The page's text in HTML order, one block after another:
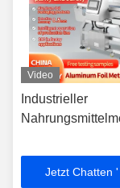
Video
Industrieller
Jetzt Chatten '